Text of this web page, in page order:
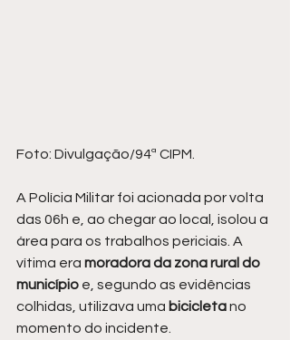
Foto: Divulgação/94ª CIPM.
A Polícia Militar foi acionada por volta
das 06h e, ao chegar ao local, isolou a
área para os trabalhos periciais. A
vítima era moradora da zona rural do
município e, segundo as evidências
colhidas, utilizava uma bicicleta no
momento do incidente.